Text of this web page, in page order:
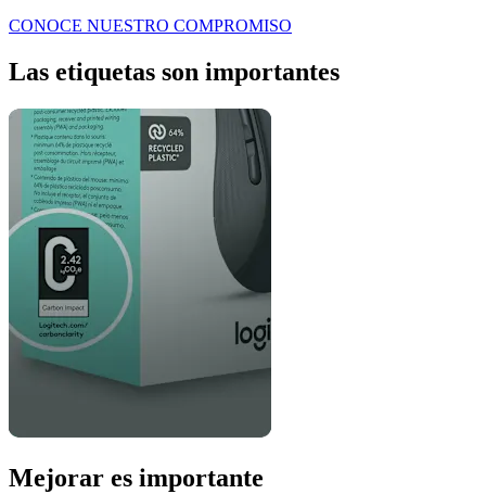
CONOCE NUESTRO COMPROMISO
Las etiquetas son importantes
Mejorar es importante